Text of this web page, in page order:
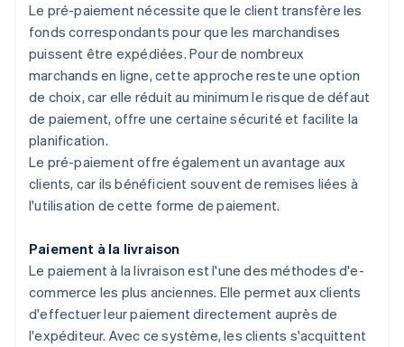
Le pré-paiement nécessite que le client transfère les
fonds correspondants pour que les marchandises
puissent être expédiées. Pour de nombreux
marchands en ligne, cette approche reste une option
de choix, car elle réduit au minimum le risque de défaut
de paiement, offre une certaine sécurité et facilite la
planification.
Le pré-paiement offre également un avantage aux
clients, car ils bénéficient souvent de remises liées à
l'utilisation de cette forme de paiement.
Paiement à la livraison
Le paiement à la livraison est l'une des méthodes d'e-
commerce les plus anciennes. Elle permet aux clients
d'effectuer leur paiement directement auprès de
l'expéditeur. Avec ce système, les clients s'acquittent